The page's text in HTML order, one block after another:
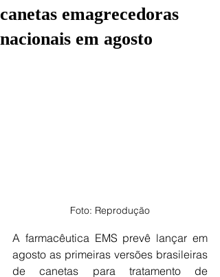
canetas emagrecedoras
nacionais em agosto
Foto: Reprodução
A farmacêutica EMS prevê lançar em
agosto as primeiras versões brasileiras
de canetas para tratamento de